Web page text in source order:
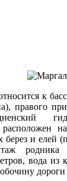
к
правого
расположен
берез и елей
вода из